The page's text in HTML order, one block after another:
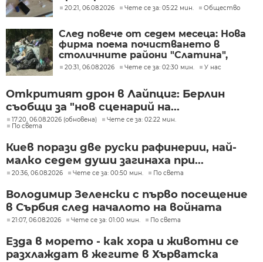
20:21, 06.08.2026 Чете се за: 05:22 мин. Общество
След повече от седем месеца: Нова
фирма поема почистването в
столичните райони "Слатина",
"Подуяне" и "Изгрев"
20:31, 06.08.2026 Чете се за: 02:30 мин. У нас
Откритият дрон в Лайпциг: Берлин
съобщи за "нов сценарий на...
17:20, 06.08.2026 (обновена)
Чете се за: 02:22 мин.
По света
Киев порази две руски рафинерии, най-
малко седем души загинаха при...
20:36, 06.08.2026 Чете се за: 00:50 мин. По света
Володимир Зеленски с първо посещение
в Сърбия след началото на войната
21:07, 06.08.2026 Чете се за: 01:00 мин. По света
Езда в морето - как хора и животни се
разхлаждат в жегите в Хърватска